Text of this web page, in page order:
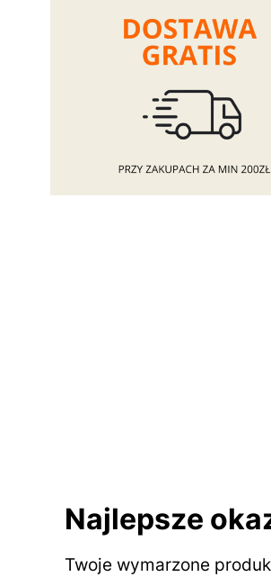
Najlepsze
Twoje wymarzone